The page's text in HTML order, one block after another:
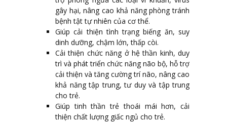
gây hại, nâng cao khả năng phòng tránh
bệnh tật tự nhiên của cơ thể.
Giúp cải thiện tình trạng biếng ăn, suy
dinh dưỡng, chậm lớn, thấp còi.
Cải thiện chức năng ở hệ thần kinh, duy
trì và phát triển chức năng não bộ, hỗ trợ
cải thiện và tăng cường trí não, nâng cao
khả năng tập trung, tư duy và tập trung
cho trẻ.
Giúp tinh thần trẻ thoái mái hơn, cải
thiện chất lượng giấc ngủ cho trẻ.